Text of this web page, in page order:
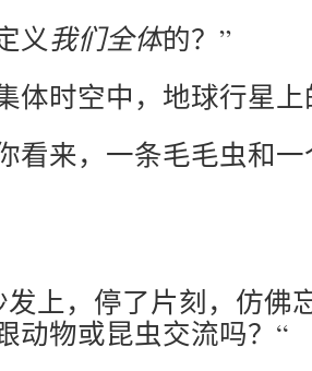
义我们全体的？”
体时空中，地球行星
看来，一条毛毛虫和
上，停了片刻，仿佛
动物或昆虫交流吗？“